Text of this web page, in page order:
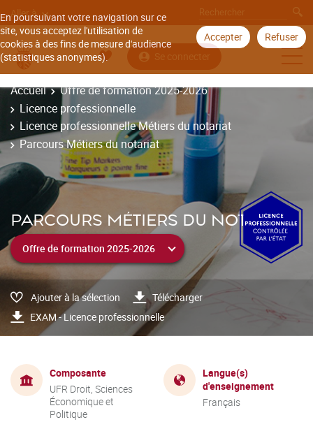
En poursuivant votre navigation sur ce
site, vous acceptez l'utilisation de
cookies à des fins de mesure d'audience
(statistiques anonymes).
Accepter Refuser
Aller à
Se connecter
Accueil
Offre de formation 2025-2026
Licence professionnelle
Licence professionnelle Métiers du notariat
Parcours Métiers du notariat
PARCOURS MÉTIERS DU NOTARIAT
Ajouter à la sélection
Télécharger
EXAM - Licence professionnelle
Composante
UFR Droit, Sciences
Économique et
Politique
Langue(s)
d'enseignement
Français